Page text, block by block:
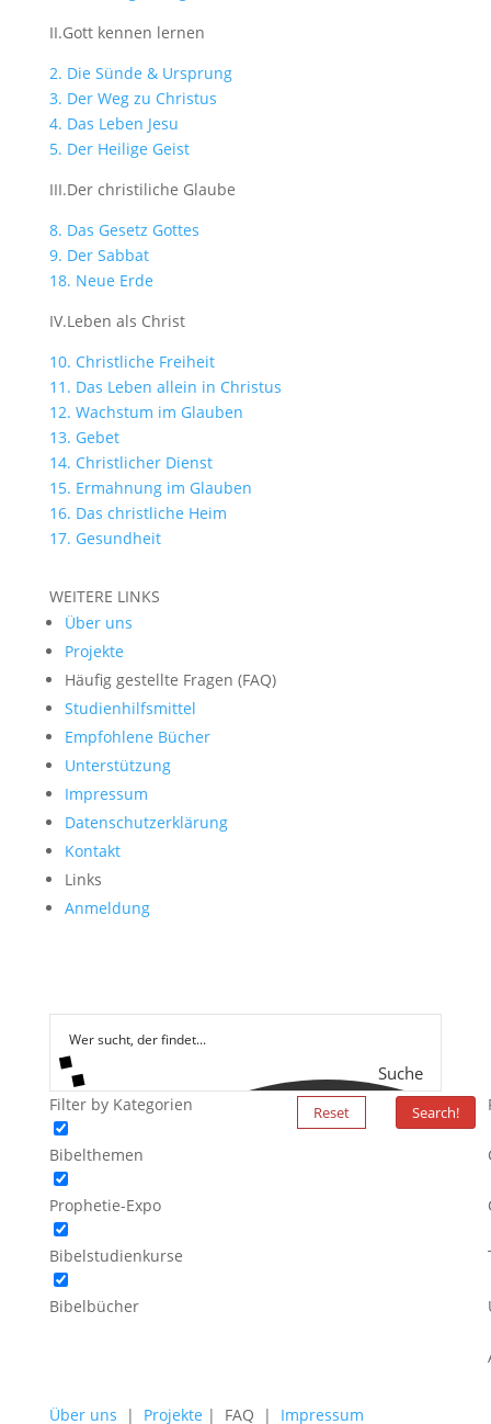
II.Gott kennen lernen
2. Die Sünde & Ursprung
3. Der Weg zu Christus
4. Das Leben Jesu
5. Der Heilige Geist
III.Der christiliche Glaube
8. Das Gesetz Gottes
9. Der Sabbat
18. Neue Erde
IV.Leben als Christ
10. Christliche Freiheit
11. Das Leben allein in Christus
12. Wachstum im Glauben
13. Gebet
14. Christlicher Dienst
15. Ermahnung im Glauben
16. Das christliche Heim
17. Gesundheit
WEITERE LINKS
Über uns
Projekte
Häufig gestellte Fragen (FAQ)
Studienhilfsmittel
Empfohlene Bücher
Unterstützung
Impressum
Datenschutzerklärung
Kontakt
Links
Anmeldung
Suche
Filter by Kategorien
Bibelthemen
Prophetie-Expo
Bibelstudienkurse
Bibelbücher
Reset Search!
Über uns | Projekte | FAQ | Impressum